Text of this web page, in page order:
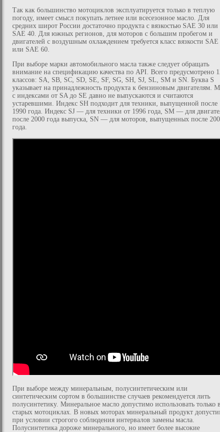
Так как большинство мотоциклов эксплуатируется только в теплую
погоду, имеет смысл покупать летнее или всесезонное масло. Для
средних широт России достаточно продукта с вязкостью SAE 30 или
SAE 40. Для южных регионов, для моторов с большим пробегом и
двигателей с воздушным охлаждением требуется класс вязкости SAE
или SAE 60.
При выборе марки автомобильного масла также следует обращать
внимание на спецификацию качества по API. Всего предусмотрено
классов: SA, SB, SC, SD, SE, SF, SG, SH, SJ, SL, SM и SN. Буква S
указывает на принадлежность продукта к бензиновым двигателям.
с индексами от SA до SE давно не выпускаются и считаются
устаревшими. Индекс SH подходит для техники, выпущенной после
1990 года. Индекс SJ — для техники от 1996 года, SM — для
после 2000 года выпуска, SN — для моторов, выпущенных после
года.
При выборе между минеральным, полусинтетическим или
синтетическим сортом в большинстве случаев рекомендуется лить
полусинтетику. Минеральное масло допустимо использовать только
старых мотоциклах. В новых моторах минеральный продукт
при условии строгого соблюдения интервалов замены масла.
Полусинтетика дороже минерального, но имеет более высокие